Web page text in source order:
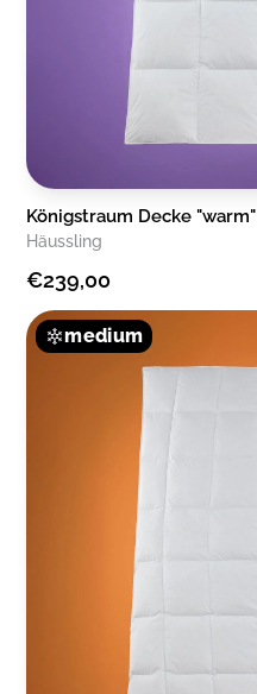
Königstraum Decke "warm"
Häussling
€239,00
medium